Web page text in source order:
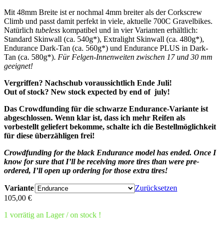
Mit 48mm Breite ist er nochmal 4mm breiter als der Corkscrew
Climb und passt damit perfekt in viele, aktuelle 700C Gravelbikes.
Natürlich tubeless kompatibel und in vier Varianten erhältlich:
Standard Skinwall (ca. 540g*), Extralight Skinwall (ca. 480g*),
Endurance Dark-Tan (ca. 560g*) und Endurance PLUS in Dark-
Tan (ca. 580g*). Für Felgen-Innenweiten zwischen 17 und 30 mm
geeignet!
Vergriffen? Nachschub voraussichtlich Ende Juli!
Out of stock? New stock expected by end of july!
Das Crowdfunding für die schwarze Endurance-Variante ist
abgeschlossen. Wenn klar ist, dass ich mehr Reifen als
vorbestellt geliefert bekomme, schalte ich die Bestellmöglichkeit
für diese überzähligen frei!
Crowdfunding for the black Endurance model has ended. Once I
know for sure that I’ll be receiving more tires than were pre-
ordered, I’ll open up ordering for those extra tires!
Variante
Zurücksetzen
105,00 €
1 vorrätig an Lager / on stock !